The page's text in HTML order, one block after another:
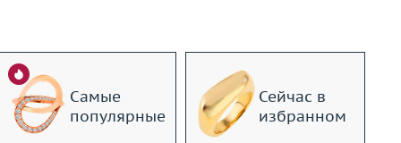
Самые
популярные
Сейчас в
избранном